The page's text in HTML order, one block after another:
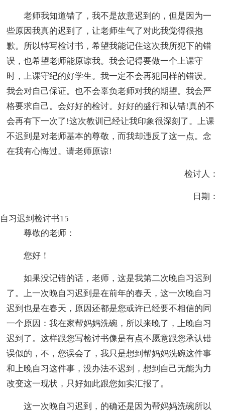
老师我知道错了，我不是故意迟到的，但是因为一
些原因我真的迟到了，让老师生气了对此我觉得很抱
歉。所以特写检讨书，希望我能记住这次我所犯下的错
误，也希望老师能原谅我。我会记得要做一个上课守
时，上课守纪的好学生。我一定不会再犯同样的错误。
我会对自己保证。也不会辜负老师对我的期望。我会严
格要求自己。会好好的检讨。好好的盛行和认错!真的不
会再有下一次了!这次教训已经让我印象很深刻了。上课
不迟到是对老师基本的尊敬，而我却违反了这一点。念
在我有心悔过。请老师原谅!
检讨人：
日期：
自习迟到检讨书15
尊敬的老师：
您好！
如果没记错的话，老师，这是我第二次晚自习迟到
了。上一次晚自习迟到是在前年的春天，这一次晚自习
迟到也是在春天，原因还都是您或许已经要不相信的同
一个原因：我在家帮妈妈洗碗，所以来晚了，上晚自习
迟到了。这样跟您写检讨书像是有点不愿意跟您承认错
误似的，不，您误会了，我只是想到帮妈妈洗碗这件事
和上晚自习这件事，没办法不迟到，想到自己无能为力
改变这一现状，只好如此跟您如实汇报了。
这一次晚自习迟到，的确还是因为帮妈妈洗碗所以